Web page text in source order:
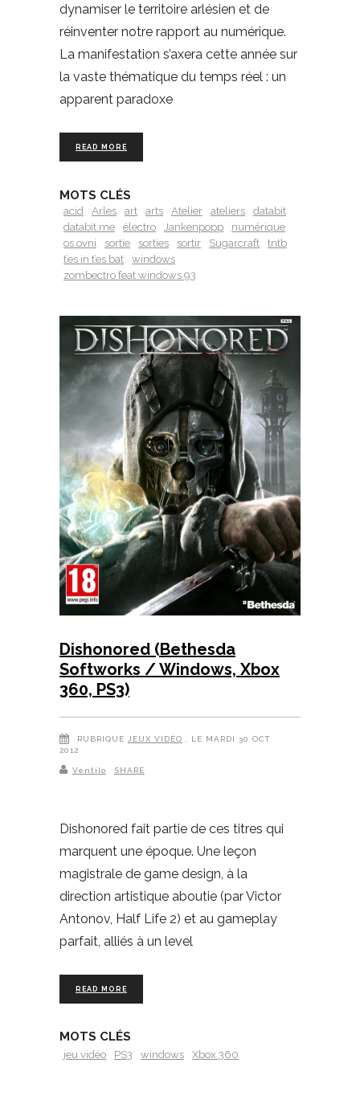
dynamiser le territoire arlésien et de
réinventer notre rapport au numérique.
La manifestation s’axera cette année sur
la vaste thématique du temps réel : un
apparent paradoxe
READ MORE
MOTS CLÉS
acid Arles art arts Atelier ateliers
databit
databit.me
électro Jankenpopp
numérique
os ovni
sortie sorties sortir Sugarcraft
tntb
t’es in t’es bat
windows
zombectro feat windows 93
Dishonored (Bethesda
Softworks / Windows, Xbox
360, PS3)
RUBRIQUE JEUX VIDÉO , LE MARDI 30 OCT
2012
Ventilo SHARE
Dishonored fait partie de ces titres qui
marquent une époque. Une leçon
magistrale de game design, à la
direction artistique aboutie (par Victor
Antonov, Half Life 2) et au gameplay
parfait, alliés à un level
READ MORE
MOTS CLÉS
jeu vidéo PS3 windows Xbox 360